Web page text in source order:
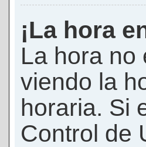
¡La hora
La hora no
viendo la
horaria. Si
Control de